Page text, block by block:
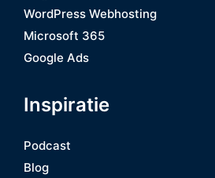
WordPress Webhosting
Microsoft 365
Google Ads
Inspiratie
Podcast
Blog